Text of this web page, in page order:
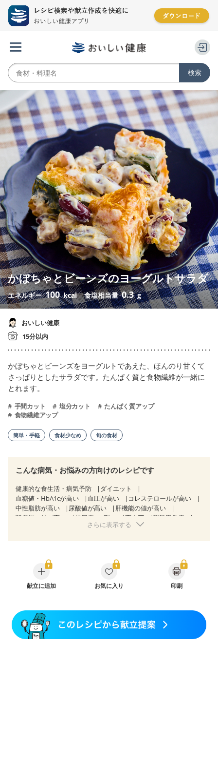
かぼちゃとビーンズのヨーグルトサラダ
エネルギー100 kcal 食塩相当量0.3 g
おいしい健康
15分以内
かぼちゃとビーンズをヨーグルトであえた、ほんのり甘くて
さっぱりとしたサラダです。たんぱく質と食物繊維が一緒に
とれます。
手間カット 塩分カット
たんぱく質アップ
食物繊維アップ
簡単・手軽 食材少なめ 旬の食材
こんな病気・お悩みの方向けのレシピです
健康的な食生活・病気予防
ダイエット
血糖値・HbA1cが高い
血圧が高い
コレステロールが高い
中性脂肪が高い
尿酸値が高い
肝機能の値が高い
腎機能の値が高い
糖尿病（2型） 高血圧
脂質異常症
狭心症 心筋梗塞
糖尿病性腎症（第１期）
糖尿病性腎症（第２期）
糖尿病性腎症（第３期）
CKD（ステージ１）
CKD（ステージ２）
乳がん（抗がん剤治療中）
妊娠中(初期)
妊婦健診・血圧が気になる（初期）
妊婦健診・血糖値が気になる（初期）
さらに表示する
献立に追加 お気に入り 印刷